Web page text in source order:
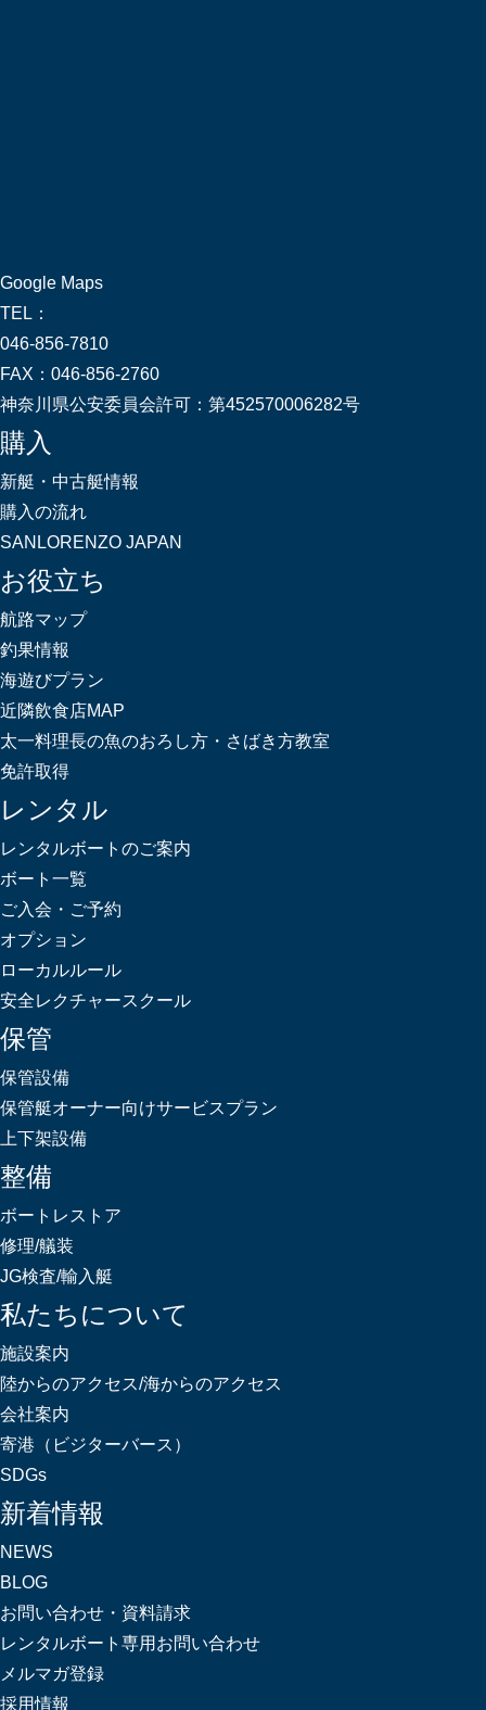
Google Maps
TEL：
046-856-7810
FAX： 046-856-2760
神奈川県公安委員会許可： 第452570006282号
購入
新艇・中古艇情報
購入の流れ
SANLORENZO JAPAN
お役立ち
航路マップ
釣果情報
海遊びプラン
近隣飲食店MAP
太一料理長の魚のおろし方・さばき方教室
免許取得
レンタル
レンタルボートのご案内
ボート一覧
ご入会・ご予約
オプション
ローカルルール
安全レクチャースクール
保管
保管設備
保管艇オーナー向けサービスプラン
上下架設備
整備
ボートレストア
修理/艤装
JG検査/輸入艇
私たちについて
施設案内
陸からのアクセス/海からのアクセス
会社案内
寄港（ビジターバース）
SDGs
新着情報
NEWS
BLOG
お問い合わせ・資料請求
レンタルボート専用お問い合わせ
メルマガ登録
採用情報